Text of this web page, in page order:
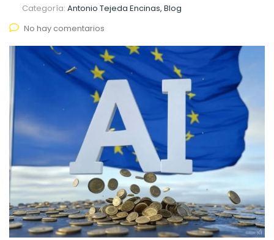
Categoría: Antonio Tejeda Encinas, Blog
No hay comentarios